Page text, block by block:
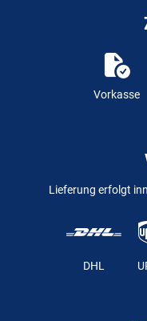
Vorkasse
Lieferung erfolgt
DHL